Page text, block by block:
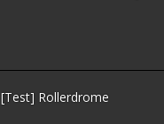
[Test] Rollerdrome